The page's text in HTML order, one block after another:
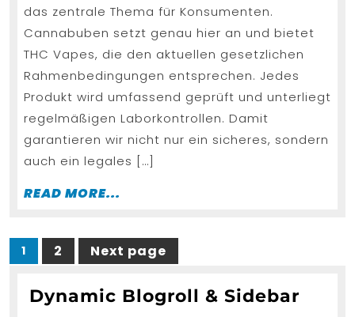
das zentrale Thema für Konsumenten.
Cannabuben setzt genau hier an und bietet
THC Vapes, die den aktuellen gesetzlichen
Rahmenbedingungen entsprechen. Jedes
Produkt wird umfassend geprüft und unterliegt
regelmäßigen Laborkontrollen. Damit
garantieren wir nicht nur ein sicheres, sondern
auch ein legales […]
READ MORE...
Posts
pagination
Page
1
Page
2 Next page
Dynamic Blogroll & Sidebar